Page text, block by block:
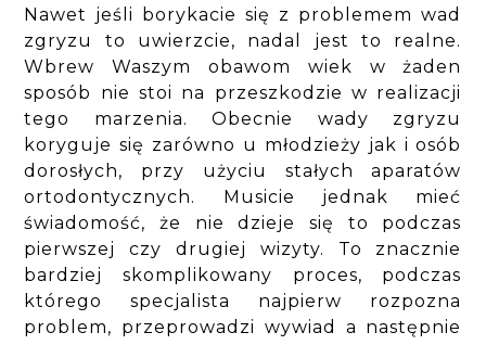
Nawet jeśli borykacie się z problemem wad
zgryzu to uwierzcie, nadal jest to realne.
Wbrew Waszym obawom wiek w żaden
sposób nie stoi na przeszkodzie w realizacji
tego marzenia. Obecnie wady zgryzu
koryguje się zarówno u młodzieży jak i osób
dorosłych, przy użyciu stałych aparatów
ortodontycznych. Musicie jednak mieć
świadomość, że nie dzieje się to podczas
pierwszej czy drugiej wizyty. To znacznie
bardziej skomplikowany proces, podczas
którego specjalista najpierw rozpozna
problem, przeprowadzi wywiad a następnie